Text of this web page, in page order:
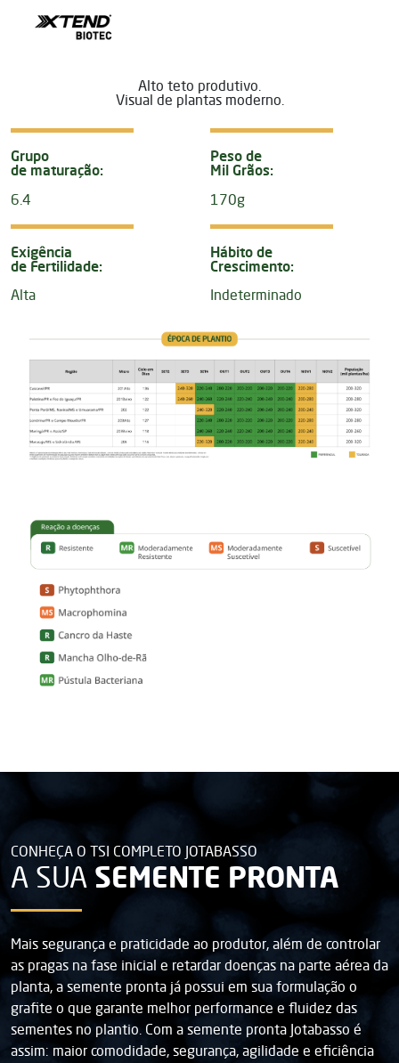
Alto teto produtivo.
Visual de plantas moderno.
Grupo
de maturação:
6.4
Peso de
Mil Grãos:
170g
Exigência
de Fertilidade:
Alta
Hábito de
Crescimento:
Indeterminado
CONHEÇA O TSI COMPLETO JOTABASSO
A SUA SEMENTE PRONTA
Mais segurança e praticidade ao produtor, além de controlar
as pragas na fase inicial e retardar doenças na parte aérea da
planta, a semente pronta já possui em sua formulação o
grafite o que garante melhor performance e fluidez das
sementes no plantio. Com a semente pronta Jotabasso é
assim: maior comodidade, segurança, agilidade e eficiência